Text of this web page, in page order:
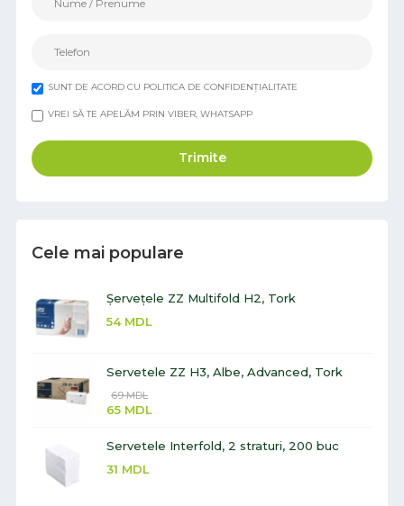
SUNT DE ACORD CU POLITICA DE CONFIDENȚIALITATE
VREI SĂ TE APELĂM PRIN VIBER, WHATSAPP
Trimite
Cele mai populare
Șervețele ZZ Multifold H2, Tork
54 MDL
Servetele ZZ H3, Albe, Advanced, Tork
69MDL
65 MDL
Servetele Interfold, 2 straturi, 200 buc
31 MDL